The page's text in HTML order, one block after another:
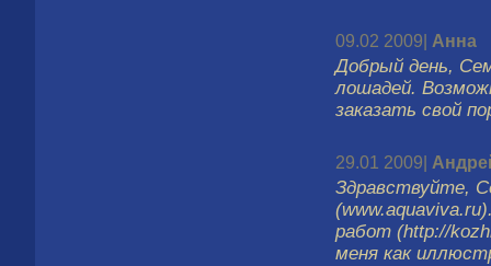
09.02 2009| Анна
Добрый день,
лошадей.
заказать свой
29.01 2009|
Здравствуйте,
работ (http://
меня как